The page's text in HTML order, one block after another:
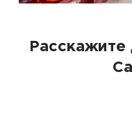
Расскажите